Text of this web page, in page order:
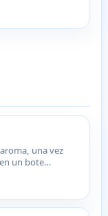
una vez
un bote